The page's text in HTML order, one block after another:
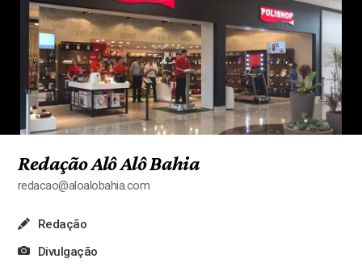
Redação Alô Alô Bahia
redacao@aloalobahia.com
Redação
Divulgação